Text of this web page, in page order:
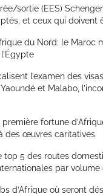
sortie (EES)
et ceux qui doivent
du Nord: le Maroc
l’examen des
et Malabo,
fortune
des œuvres caritatives
top 5 des routes
par volume
d’Afrique où seront